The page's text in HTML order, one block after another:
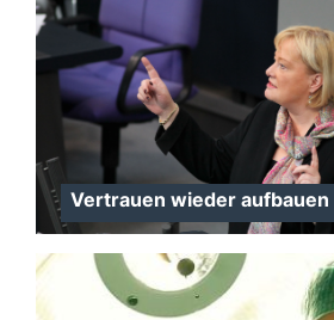
Vertrauen wieder aufbauen